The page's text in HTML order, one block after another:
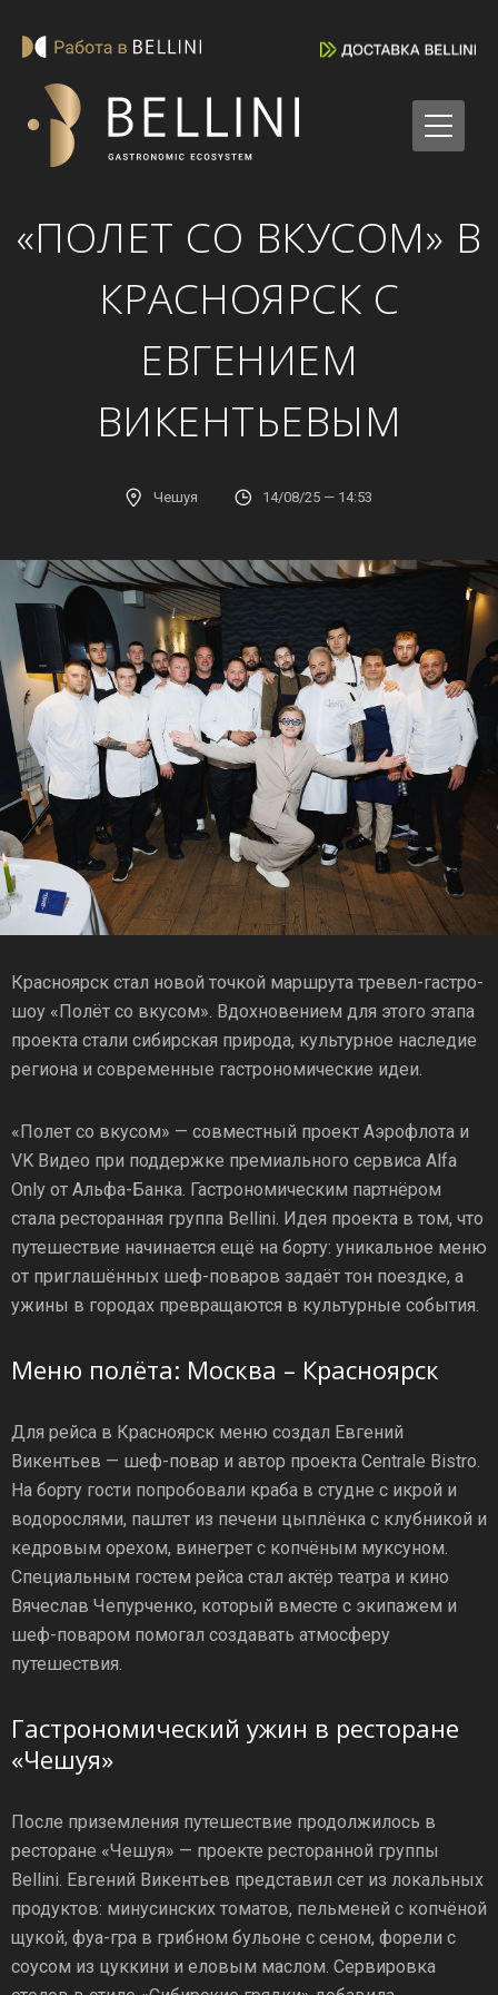
«ПОЛЕТ СО ВКУСОМ» В
КРАСНОЯРСК С
ЕВГЕНИЕМ
ВИКЕНТЬЕВЫМ
Чешуя 14/08/25 — 14:53
Красноярск стал новой точкой маршрута тревел-гастро-
шоу «Полёт со вкусом». Вдохновением для этого этапа
проекта стали сибирская природа, культурное наследие
региона и современные гастрономические идеи.
«Полет со вкусом» — совместный проект Аэрофлота и
VK Видео при поддержке премиального сервиса Alfa
Only oт Альфа-Банка. Гастрономическим партнёром
стала ресторанная группа Bellini. Идея проекта в том, что
путешествие начинается ещё на борту: уникальное меню
от приглашённых шеф-поваров задаёт тон поездке, а
ужины в городах превращаются в культурные события.
Меню полёта: Москва – Красноярск
Для рейса в Красноярск меню создал Евгений
Викентьев — шеф-повар и автор проекта Centrale Bistro.
На борту гости попробовали краба в студне с икрой и
водорослями, паштет из печени цыплёнка с клубникой и
кедровым орехом, винегрет с копчёным муксуном.
Специальным гостем рейса стал актёр театра и кино
Вячеслав Чепурченко, который вместе с экипажем и
шеф-поваром помогал создавать атмосферу
путешествия.
Гастрономический ужин в ресторане
«Чешуя»
После приземления путешествие продолжилось в
ресторане «Чешуя» — проекте ресторанной группы
Bellini. Евгений Викентьев представил сет из локальных
продуктов: минусинских томатов, пельменей с копчёной
щукой, фуа-гра в грибном бульоне с сеном, форели с
соусом из цуккини и еловым маслом. Сервировка